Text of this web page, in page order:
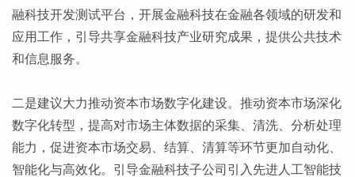
融科技开发测试平台，开展金融科技在金融各领域的研发和
应用工作，引导共享金融科技产业研究成果，提供公共技术
和信息服务。
二是建议大力推动资本市场数字化建设。推动资本市场深化
数字化转型，提高对市场主体数据的采集、清洗、分析处理
能力，促进资本市场交易、结算、清算等环节更加自动化、
智能化与高效化。引导金融科技子公司引入先进人工智能技